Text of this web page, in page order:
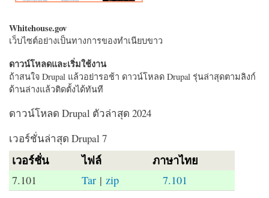
Whitehouse.gov
เว็บไซต์อย่างเป็นทางการของทำเนียบขาว
ดาวน์โหลดและเริ่มใช้งาน
ถ้าสนใจ Drupal แล้วอย่ารอช้า ดาวน์โหลด Drupal รุ่นล่าสุดตามลิงก์
ด้านล่างแล้วติดตั้งได้ทันที
ดาวน์โหลด Drupal ตัวล่าสุด 2024
เวอร์ชั่นล่าสุด Drupal 7
เวอร์ชั่น ไฟล์ ภาษาไทย
7.101 Tar |zip 7.101